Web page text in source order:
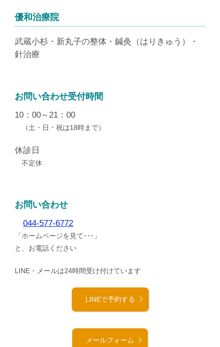
優和治療院
武蔵小杉・新丸子の整体・鍼灸（はりきゅう）・
針治療
お問い合わせ受付時間
10：00～21：00
（土・日・祝は18時まで）
休診日
不定休
お問い合わせ
044-577-6772
「ホームページを見て･･･」
と、お電話ください
LINE・メールは24時間受け付けています
LINEで予約する
メールフォーム